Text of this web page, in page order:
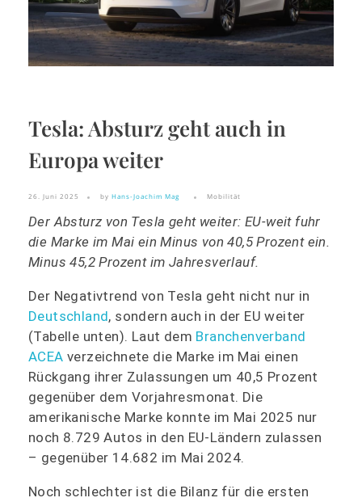
Tesla: Absturz geht auch in
Europa weiter
26. Juni 2025 by Hans-Joachim Mag Mobilität
Der Absturz von Tesla geht weiter: EU-weit fuhr
die Marke im Mai ein Minus von 40,5 Prozent ein.
Minus 45,2 Prozent im Jahresverlauf.
Der Negativtrend von Tesla geht nicht nur in
Deutschland, sondern auch in der EU weiter
(Tabelle unten). Laut dem Branchenverband
ACEA verzeichnete die Marke im Mai einen
Rückgang ihrer Zulassungen um 40,5 Prozent
gegenüber dem Vorjahresmonat. Die
amerikanische Marke konnte im Mai 2025 nur
noch 8.729 Autos in den EU-Ländern zulassen
– gegenüber 14.682 im Mai 2024.
Noch schlechter ist die Bilanz für die ersten